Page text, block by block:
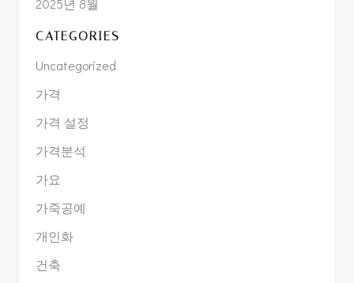
CATEGORIES
Uncategorized
가격
가격 설정
가격분석
가요
가죽공예
개인화
건축